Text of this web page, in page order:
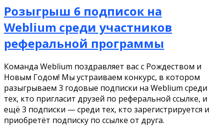
Розыгрыш 6 подписок на
Weblium среди участников
реферальной программы
Команда Weblium поздравляет вас с Рождеством и
Новым Годом! Мы устраиваем конкурс, в котором
разыгрываем 3 годовые подписки на Weblium среди
тех, кто пригласит друзей по реферальной ссылке, и
ещё 3 подписки — среди тех, кто зарегистрируется и
приобретёт подписку по ссылке от друга.